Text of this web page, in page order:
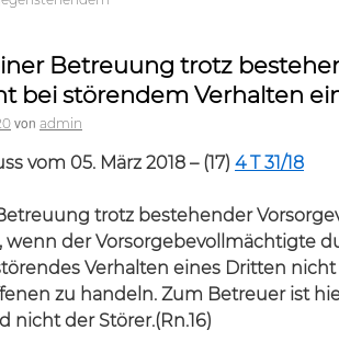
Betreuung trotz
bei störendem Verhalten
von admin
vom 05. März 2018 – (17) 4 T 31/18
trotz bestehender
wenn der Vorsorgebevollmächtigte
Verhalten eines Dritten nicht
zu handeln. Zum Betreuer ist
nicht der Störer.(Rn.16)